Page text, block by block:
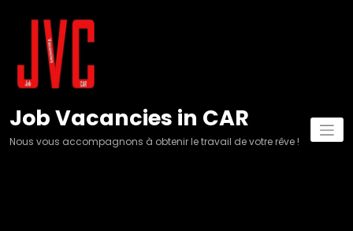
Job Vacancies in CAR
Nous vous accompagnons à obtenir le travail de votre rêve !